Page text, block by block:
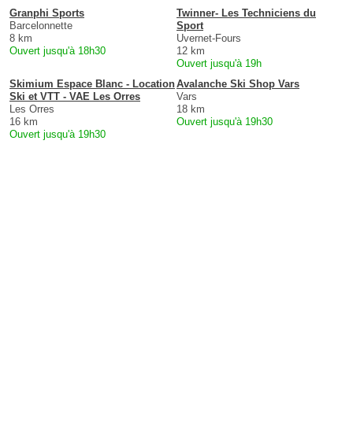
Granphi Sports
Barcelonnette
8 km
Ouvert jusqu'à 18h30
Twinner- Les Techniciens du
Sport
Uvernet-Fours
12 km
Ouvert jusqu'à 19h
Skimium Espace Blanc - Location
Ski et VTT - VAE Les Orres
Les Orres
16 km
Ouvert jusqu'à 19h30
Avalanche Ski Shop Vars
Vars
18 km
Ouvert jusqu'à 19h30